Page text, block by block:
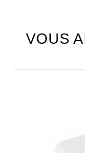
VOUS